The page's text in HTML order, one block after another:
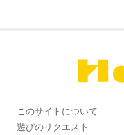
このサイトについて
遊びのリクエスト